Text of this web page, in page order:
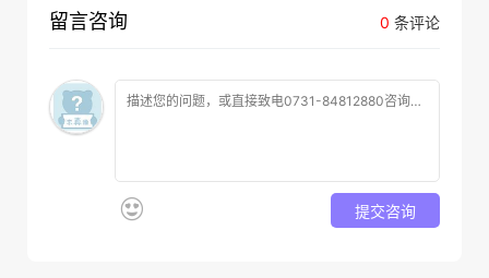
0 条评论
留言咨询
提交咨询